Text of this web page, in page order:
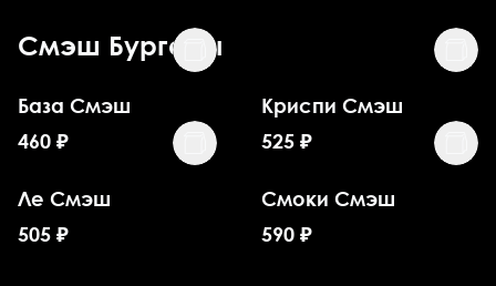
Смэш Бургеры
База Смэш
460 ₽
Криспи Смэш
525 ₽
Ле Смэш
505 ₽
Смоки Смэш
590 ₽